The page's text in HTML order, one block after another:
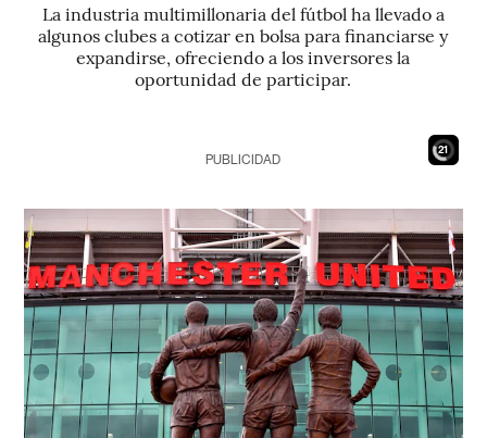
La industria multimillonaria del fútbol ha llevado a
algunos clubes a cotizar en bolsa para financiarse y
expandirse, ofreciendo a los inversores la
oportunidad de participar.
20
PUBLICIDAD